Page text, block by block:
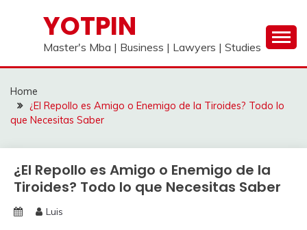
YOTPIN
Master's Mba | Business | Lawyers | Studies
Home
¿El Repollo es Amigo o Enemigo de la Tiroides? Todo lo
que Necesitas Saber
¿El Repollo es Amigo o Enemigo de la
Tiroides? Todo lo que Necesitas Saber
Luis